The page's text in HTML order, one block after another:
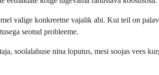
valige konkreetne vajalik abi. Kui teil on
seotud probleeme.
soolalahuse nina loputus, mesi soojas vees